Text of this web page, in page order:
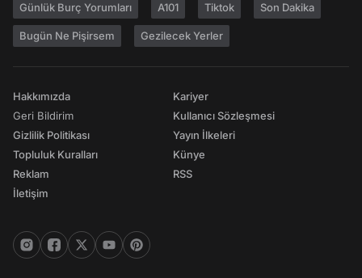
Günlük Burç Yorumları A101 Tiktok Son Dakika
Bugün Ne Pişirsem Gezilecek Yerler
Hakkımızda
Geri Bildirim
Gizlilik Politikası
Topluluk Kuralları
Reklam
İletişim
Kariyer
Kullanıcı Sözleşmesi
Yayın İlkeleri
Künye
RSS